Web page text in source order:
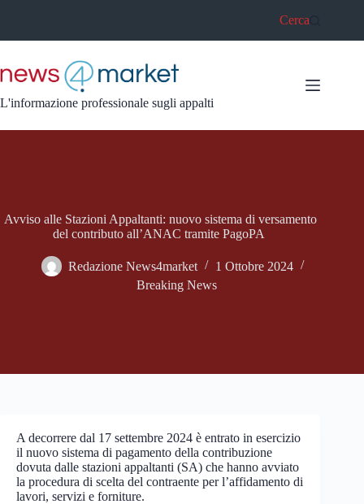
Cerca
L'informazione professionale sugli appalti
Avviso alle Stazioni Appaltanti: nuovo sistema di versamento
del contributo all’ANAC tramite PagoPA
Redazione News4market
1 Ottobre 2024
Breaking News
A decorrere dal 17 settembre 2024 è entrato in esercizio
il nuovo sistema di pagamento della contribuzione
dovuta dalle stazioni appaltanti (SA) che hanno avviato
la procedura di scelta del contraente per l’affidamento di
lavori, servizi e forniture.